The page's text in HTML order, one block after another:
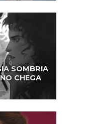
SOMBRIA
CHEGA